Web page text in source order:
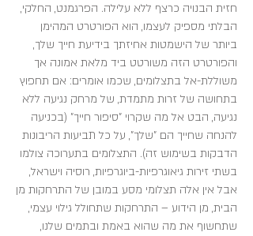
חזית הבנויה כרצף ללא עלילה. הפרגמנט, החלקי,
הבלתי מספיק לעצמו, הוא הפורטרט המהימן
ביותר של הישמטות אחיזתך בידיעת חייך שלך,
והפורטרט הזה משורטט ביד מלאת אמונה אך
משוללת-אל בתצלומים, שכמו אומרים: אם תחפוץ
בתחושה של זרות מתמדת, של מרחק נגיעה ללא
נגיעה, הבט אל מה שקרוי "סיפור חייך" (בכניעה
להנחה שחייך הם "שלך", על כל תביעות הריבונות
הדבקות בשימוש זה). התצלומים בתערוכה צולמו
בשתי זירות גיאוגרפיות-ביוגרפיות, רוסיה וישראל,
אבל אין אלה תצלומי מסע במובן של התרחקות מן
הבית, מן הידוע – התרחקות שתחולל גילוי עצמי,
שתחשוף את מה שהוא באמת ובתמים שלנו,